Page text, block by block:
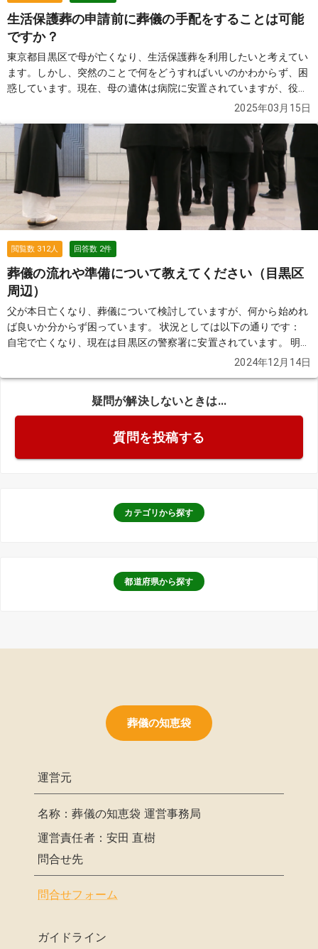
生活保護葬の申請前に葬儀の手配をすることは可能
ですか？
東京都目黒区で母が亡くなり、生活保護葬を利用したいと考えてい
ます。しかし、突然のことで何をどうすればいいのかわからず、困
惑しています。現在、母の遺体は病院に安置されていますが、役所
が休みで葬祭扶助の申請がまだできていません。このような状況で
れた場合はどうなりますか？病院からの搬送や火葬の手続きについ
て、どのように進めればよいのか、できるだけ詳しく教えていただ
けると助かります。
続きを見る
2025年03月15日
閲覧数 312人 回答数 2件
葬儀の流れや準備について教えてください（目黒区
周辺）
父が本日亡くなり、葬儀について検討していますが、何から始めれ
ば良いか分からず困っています。 状況としては以下の通りです：
自宅で亡くなり、現在は目黒区の警察署に安置されています。 明
日、自宅に戻る予定です。 通夜と告別式を1日で行う「一日葬」を
自宅での安置中、どのように過ごせば良いのか？ 火葬場併設の式場
を選ぶメリット・デメリットは何ですか？ 葬儀費用を抑えたいので
すが、どのようにプランを選べば良いでしょうか？ 式場や日程を決
2024年12月14日
疑問が解決しないときは...
質問を投稿する
カテゴリから探す
都道府県から探す
葬儀の知恵袋
運営元
名称：葬儀の知恵袋 運営事務局
運営責任者：安田 直樹
問合せ先
問合せフォーム
ガイドライン